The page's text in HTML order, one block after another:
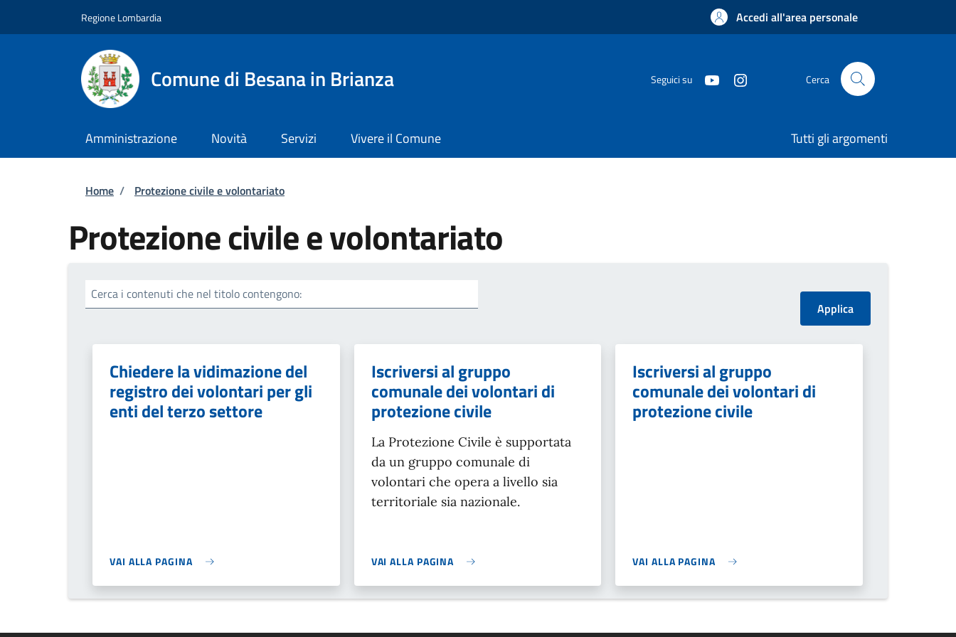
Regione Lombardia Accedi all'area personale
Comune di Besana in Brianza Seguici su Cerca
Amministrazione Novità Servizi Vivere il Comune Tutti gli argomenti
Briciole di pane
Home / Protezione civile e volontariato
Protezione civile e volontariato
Cerca i contenuti che nel titolo contengono:
Chiedere la vidimazione del
registro dei volontari per gli
enti del terzo settore
VAI ALLA PAGINA
Iscriversi al gruppo
comunale dei volontari di
protezione civile
La Protezione Civile è supportata
da un gruppo comunale di
volontari che opera a livello sia
territoriale sia nazionale.
VAI ALLA PAGINA
Iscriversi al gruppo
comunale dei volontari di
protezione civile
VAI ALLA PAGINA